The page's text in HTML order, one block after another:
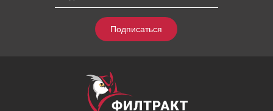
Подписаться